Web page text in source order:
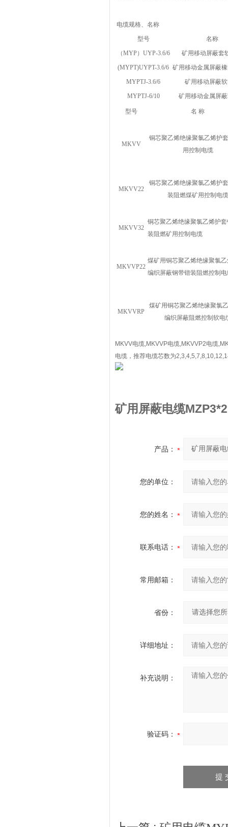
电缆规格、名称
型号
名称
（MYP）UYP-3.6/6
矿用移动屏蔽套
(MYPT)UYPT-3.6/6 矿用移动金属屏蔽
MYPTJ-3.6/6
矿用移动屏蔽
MYPTJ-6/10
矿用移动金属屏
型号 名 称
MKVV
铜芯聚乙烯绝缘聚氯乙烯护
用控制电缆
MKVV22
铜芯聚乙烯绝缘聚氯乙烯护
装阻燃煤矿用控制电缆
MKVV32
铜芯聚乙烯绝缘聚氯乙烯护
装阻燃矿用控制电缆
MKVVP22
煤矿用铜芯聚乙烯绝缘聚氯
编织屏蔽钢带锴装阻燃控制
MKVVRP
煤矿用铜芯聚乙烯绝缘聚氯
编织屏蔽阻燃控制软电
MKVV电缆,MKVVP电缆,MKVVP2电缆
电缆，推荐电缆芯数为
矿用屏蔽电缆
产品：
您的单位：
您的姓名：
联系电话：
常用邮箱：
省份：
详细地址：
补充说明：
验证码：